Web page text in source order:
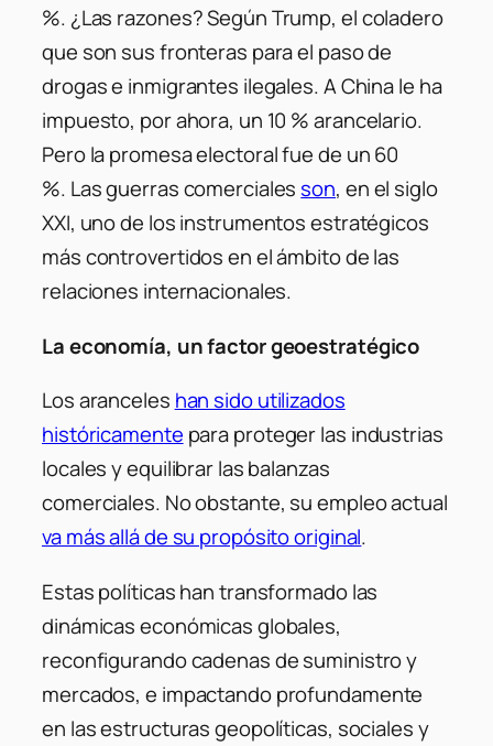
%. ¿Las razones? Según Trump, el coladero
que son sus fronteras para el paso de
drogas e inmigrantes ilegales. A China le ha
impuesto, por ahora, un 10 % arancelario.
Pero la promesa electoral fue de un 60
%. Las guerras comercialesson, en el siglo
XXI, uno de los instrumentos estratégicos
más controvertidos en el ámbito de las
relaciones internacionales.
La economía, un factor geoestratégico
Los aranceles han sido utilizados
históricamente para proteger las industrias
locales y equilibrar las balanzas
comerciales. No obstante, su empleo actual
va más allá de su propósito original.
Estas políticas han transformado las
dinámicas económicas globales,
reconfigurando cadenas de suministro y
mercados, e impactando profundamente
en las estructuras geopolíticas, sociales y